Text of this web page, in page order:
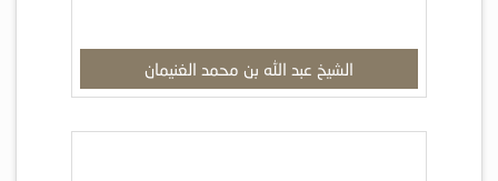
الشيخ عبد الله بن محمد الغنيمان